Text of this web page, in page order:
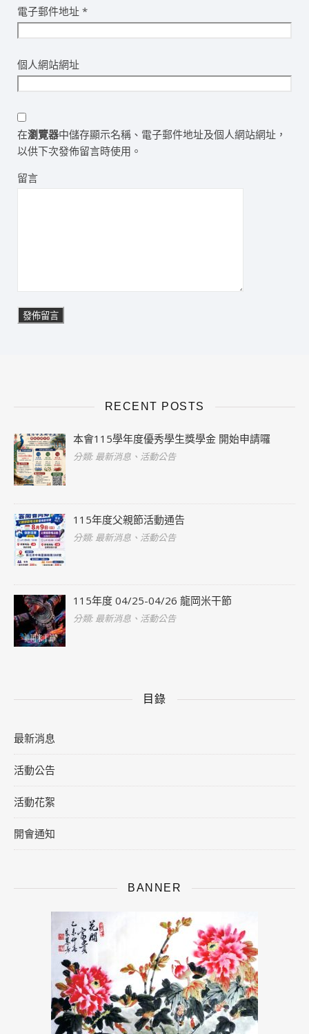
電子郵件地址 *
個人網站網址
在瀏覽器中儲存顯示名稱、電子郵件地址及個人網站網址，
以供下次發佈留言時使用。
留言
RECENT POSTS
本會115學年度優秀學生獎學金 開始申請囉
分類: 最新消息、活動公告
115年度父親節活動通告
分類: 最新消息、活動公告
115年度 04/25-04/26 龍岡米干節
分類: 最新消息、活動公告
目錄
最新消息
活動公告
活動花絮
開會通知
BANNER